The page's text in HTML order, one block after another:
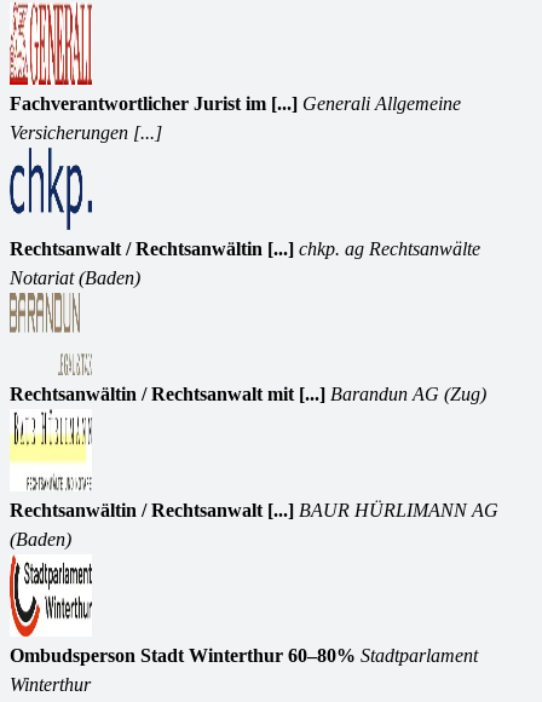
Fachverantwortlicher Jurist im [...] Generali Allgemeine
Versicherungen [...]
Rechtsanwalt / Rechtsanwältin [...] chkp. ag Rechtsanwälte
Notariat (Baden)
Rechtsanwältin / Rechtsanwalt mit [...] Barandun AG (Zug)
Rechtsanwältin / Rechtsanwalt [...] BAUR HÜRLIMANN AG
(Baden)
Ombudsperson Stadt Winterthur 60–80% Stadtparlament
Winterthur